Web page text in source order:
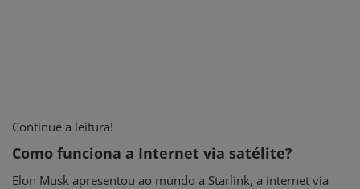
Continue a leitura!
Como funciona a Internet via satélite?
Elon Musk apresentou ao mundo a Starlink, a internet via